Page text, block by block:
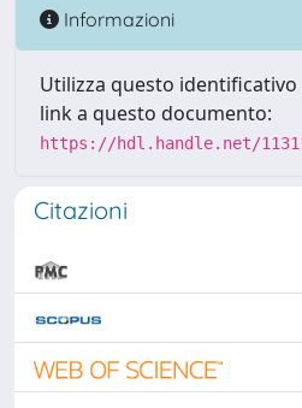
Informazioni
Utilizza questo
link a questo documento:
https://hdl.handle.net/
Citazioni